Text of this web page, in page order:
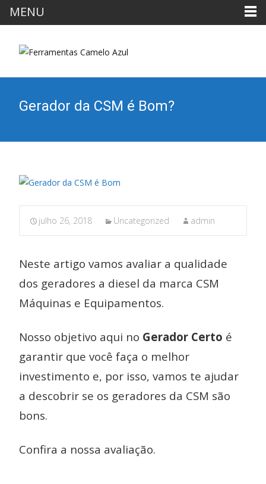
Gerador da CSM é Bom?
julho 26, 2018 Uncategorized admin
Neste artigo vamos avaliar a qualidade
dos geradores a diesel da marca CSM
Máquinas e Equipamentos.
Nosso objetivo aqui no Gerador Certo é
garantir que você faça o melhor
investimento e, por isso, vamos te ajudar
a descobrir se os geradores da CSM são
bons.
Confira a nossa avaliação.
MENU